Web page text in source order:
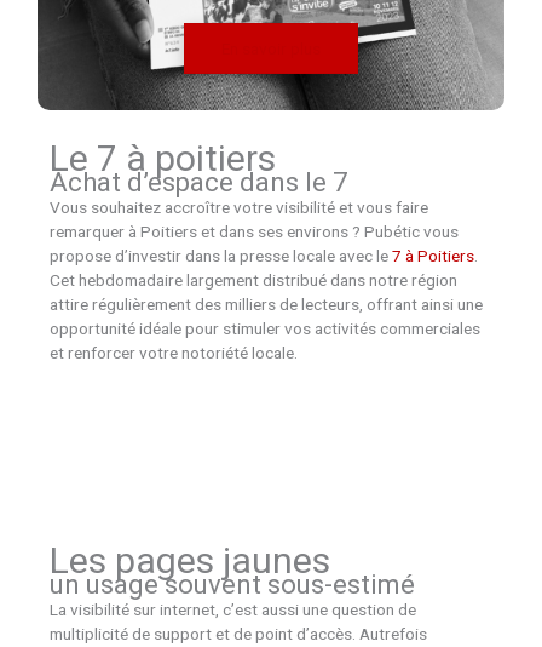
Le 7 à poitiers
Achat d’espace dans le 7
Vous souhaitez accroître votre visibilité et vous faire
remarquer à Poitiers et dans ses environs ? Pubétic vous
propose d’investir dans la presse locale avec le7 à Poitiers.
Cet hebdomadaire largement distribué dans notre région
attire régulièrement des milliers de lecteurs, offrant ainsi une
opportunité idéale pour stimuler vos activités commerciales
et renforcer votre notoriété locale.
Les pages jaunes
un usage souvent sous-estimé
La visibilité sur internet, c’est aussi une question de
multiplicité de support et de point d’accès. Autrefois